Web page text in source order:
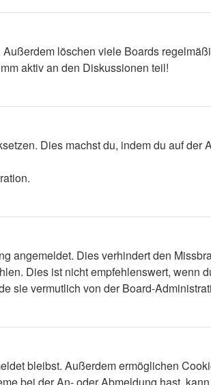
löschen viele Boards
aktiv an den Diskussionen teil!
Dies machst du, indem du auf der
angemeldet. Dies verhindert den
Dies ist nicht empfehlenswert, wenn
sie vermutlich von der Board-
bleibst. Außerdem ermöglichen